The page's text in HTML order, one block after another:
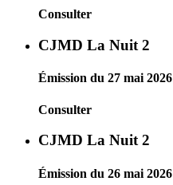
Consulter
CJMD La Nuit 2
Émission du 27 mai 2026
Consulter
CJMD La Nuit 2
Émission du 26 mai 2026